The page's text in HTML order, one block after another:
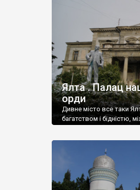
Ялта . Палац
орди
Дивне місто все таки
багатством і бідністю,